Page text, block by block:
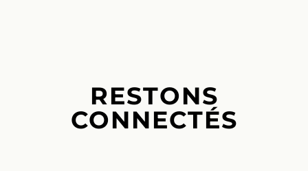
RESTONS
CONNECTÉS